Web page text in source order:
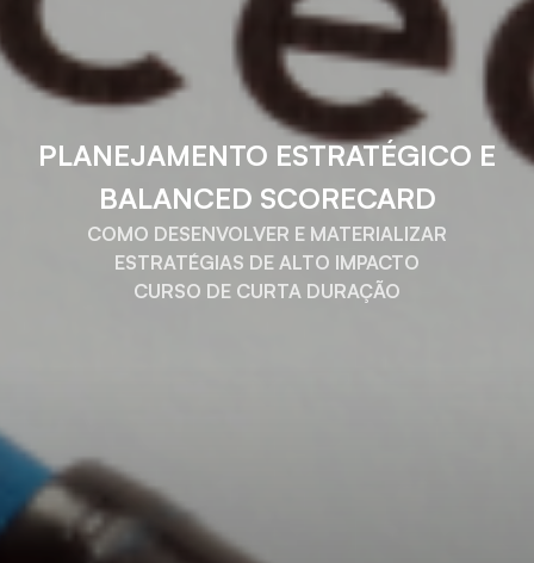
PLANEJAMENTO ESTRATÉGICO E
BALANCED SCORECARD
COMO DESENVOLVER E MATERIALIZAR
ESTRATÉGIAS DE ALTO IMPACTO
CURSO DE CURTA DURAÇÃO